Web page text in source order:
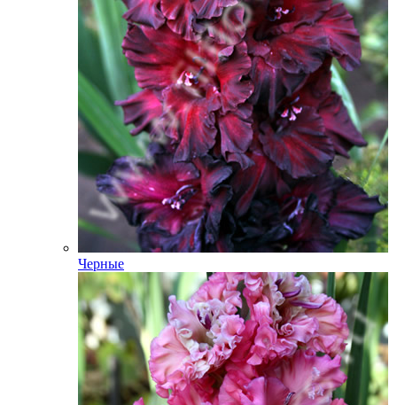
Черные